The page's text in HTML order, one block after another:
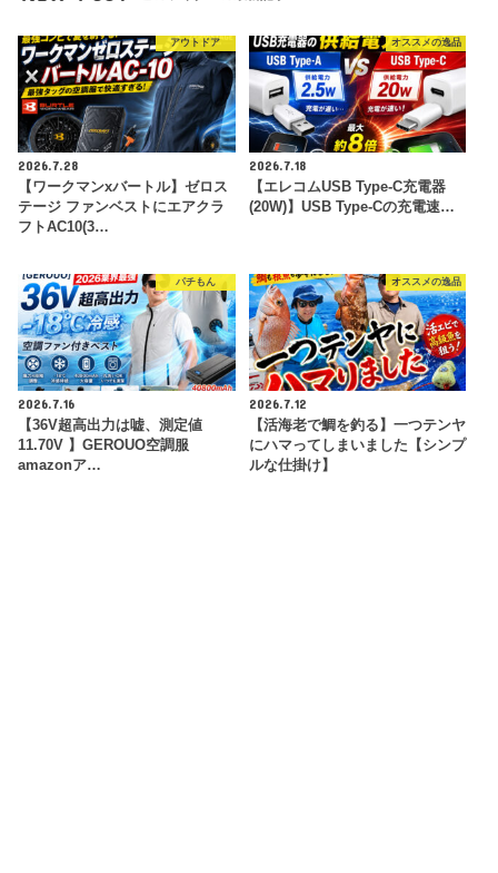
アウトドア
2026.7.28
【ワークマンxバートル】ゼロス
テージ ファンベストにエアクラ
フトAC10(3…
オススメの逸品
2026.7.18
【エレコムUSB Type-C充電器
(20W)】USB Type-Cの充電速…
パチもん
2026.7.16
【36V超高出力は嘘、測定値
11.70V 】GEROUO空調服
amazonア…
オススメの逸品
2026.7.12
【活海老で鯛を釣る】一つテンヤ
にハマってしまいました【シンプ
ルな仕掛け】